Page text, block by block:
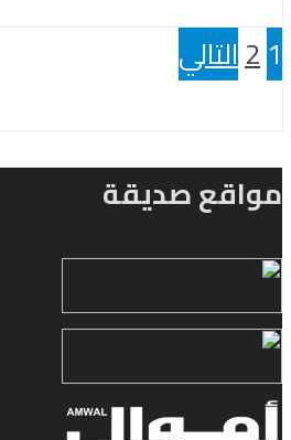
1
2التالي
مواقع صديقة